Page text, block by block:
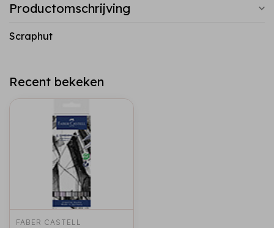
Productomschrijving
Scraphut
Recent bekeken
FABER CASTELL